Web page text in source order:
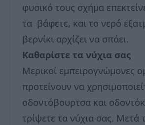
φυσικό τους σχήμα
τα βάφετε, και το νερό
βερνίκι αρχίζει να σπάει.
Καθαρίστε τα νύχια σας
Μερικοί εμπειρογνώμονες
προτείνουν να
οδοντόβουρτσα και
τρίψετε τα νύχια σας. Μετά